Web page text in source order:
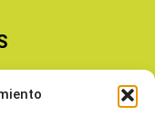
de Aragón